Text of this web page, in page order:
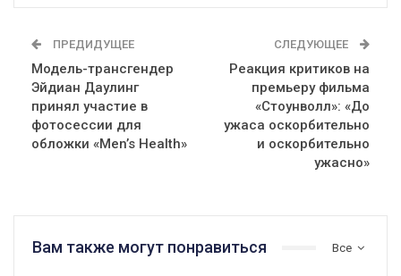
ПРЕДИДУЩЕЕ
Модель-трансгендер
Эйдиан Даулинг
принял участие в
фотосессии для
обложки «Men’s Health»
СЛЕДУЮЩЕЕ
Реакция критиков на
премьеру фильма
«Стоунволл»: «До
ужаса оскорбительно
и оскорбительно
ужасно»
Все
Вам также могут понравиться